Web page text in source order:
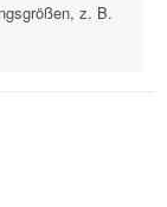
z. B.